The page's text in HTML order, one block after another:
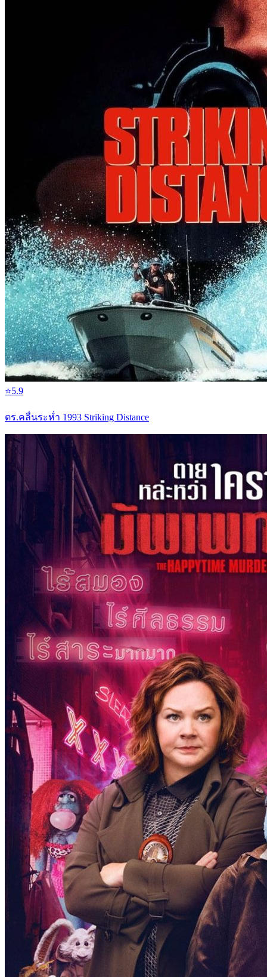
⭐5.9
ตร.คลื่นระห่ำ 1993 Striking Distance